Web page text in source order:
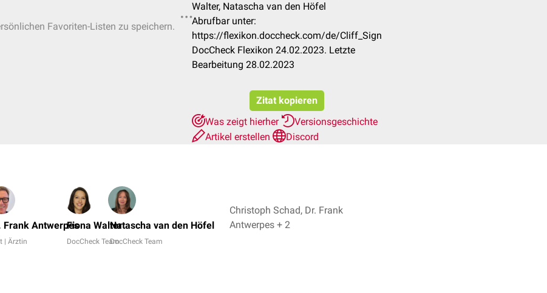
Favoriten-Listen zu speichern.
Walter, Natascha van den Höfel
Abrufbar unter:
https://flexikon.doccheck.com/de/Cliff_Sign
DocCheck Flexikon 24.02.2023. Letzte
Bearbeitung 28.02.2023
Zitat kopieren
Was zeigt hierher
Versionsgeschichte
Artikel erstellen
Discord
Frank Antwerpes
| Ärztin
Fiona Walter
DocCheck Team
Natascha van den Höfel
DocCheck Team
Christoph Schad, Dr. Frank
Antwerpes + 2